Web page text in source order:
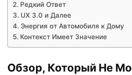
Редкий Ответ
UX 3.0 и Далее
Энергия от Автомобиля к Дому
Контекст Имеет Значение
Обзор, Который Не